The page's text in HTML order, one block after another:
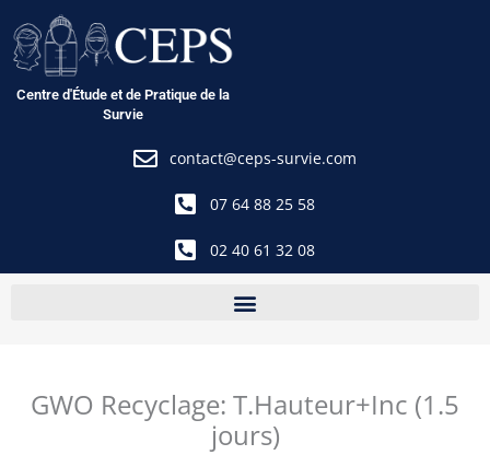
au
contenu
Centre d'Étude et de Pratique de la
Survie
contact@ceps-survie.com
07 64 88 25 58
02 40 61 32 08
GWO Recyclage: T.Hauteur+Inc (1.5
jours)